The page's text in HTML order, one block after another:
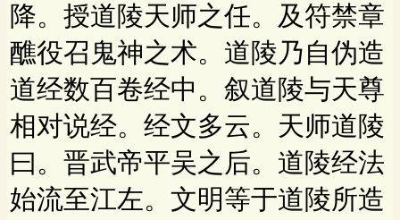
降。授道陵天师之任。及符禁章
醮役召鬼神之术。道陵乃自伪造
道经数百卷经中。叙道陵与天尊
相对说经。经文多云。天师道陵
曰。晋武帝平吴之后。道陵经法
始流至江左。文明等于道陵所造